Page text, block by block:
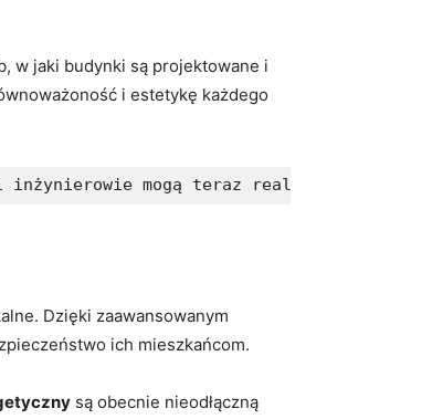
w jaki budynki są projektowane i
i estetykę każdego
mogą teraz realizować
Dzięki zaawansowanym
ich mieszkańcom.
są obecnie nieodłączną